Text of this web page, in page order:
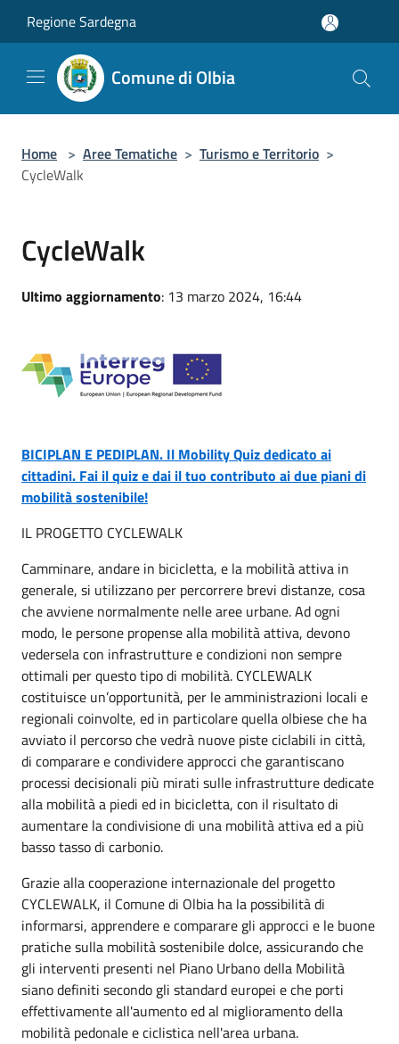
Regione Sardegna
Comune di Olbia
Home > Aree Tematiche > Turismo e Territorio >
CycleWalk
CycleWalk
Ultimo aggiornamento: 13 marzo 2024, 16:44
BICIPLAN E PEDIPLAN. Il Mobility Quiz dedicato ai
cittadini. Fai il quiz e dai il tuo contributo ai due piani di
mobilità sostenibile!
IL PROGETTO CYCLEWALK
Camminare, andare in bicicletta, e la mobilità attiva in
generale, si utilizzano per percorrere brevi distanze, cosa
che avviene normalmente nelle aree urbane. Ad ogni
modo, le persone propense alla mobilità attiva, devono
vedersela con infrastrutture e condizioni non sempre
ottimali per questo tipo di mobilità. CYCLEWALK
costituisce un’opportunità, per le amministrazioni locali e
regionali coinvolte, ed in particolare quella olbiese che ha
avviato il percorso che vedrà nuove piste ciclabili in città,
di comparare e condividere approcci che garantiscano
processi decisionali più mirati sulle infrastrutture dedicate
alla mobilità a piedi ed in bicicletta, con il risultato di
aumentare la condivisione di una mobilità attiva ed a più
basso tasso di carbonio.
Grazie alla cooperazione internazionale del progetto
CYCLEWALK, il Comune di Olbia ha la possibilità di
informarsi, apprendere e comparare gli approcci e le buone
pratiche sulla mobilità sostenibile dolce, assicurando che
gli interventi presenti nel Piano Urbano della Mobilità
siano definiti secondo gli standard europei e che porti
effettivamente all'aumento ed al miglioramento della
mobilità pedonale e ciclistica nell'area urbana.